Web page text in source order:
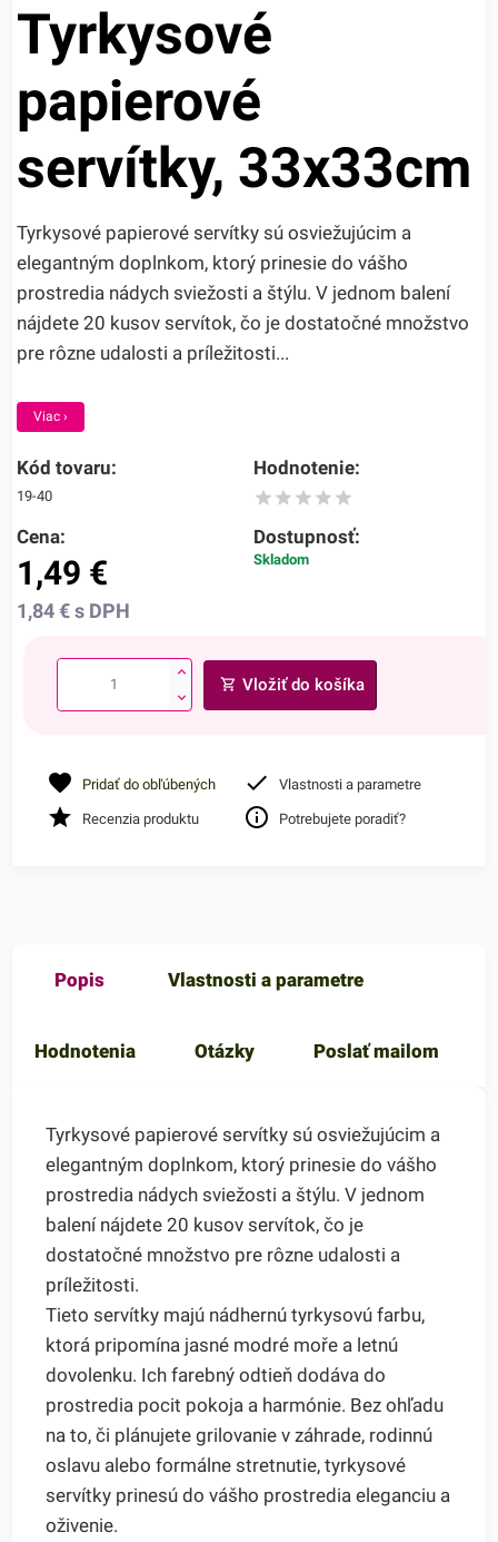
Tyrkysové
papierové
servítky, 33x33cm
Tyrkysové papierové servítky sú osviežujúcim a
elegantným doplnkom, ktorý prinesie do vášho
prostredia nádych sviežosti a štýlu. V jednom balení
nájdete 20 kusov servítok, čo je dostatočné množstvo
pre rôzne udalosti a príležitosti...
Viac ›
Kód tovaru:
19-40
Hodnotenie:
Cena:
1,49 €
1,84€ s DPH
Dostupnosť:
Skladom
Vložiť do košíka
Pridať do obľúbených Vlastnosti a parametre
Recenzia produktu Potrebujete poradiť?
Popis Vlastnosti a parametre
Hodnotenia Otázky Poslať mailom
Tyrkysové papierové servítky sú osviežujúcim a
elegantným doplnkom, ktorý prinesie do vášho
prostredia nádych sviežosti a štýlu. V jednom
balení nájdete 20 kusov servítok, čo je
dostatočné množstvo pre rôzne udalosti a
príležitosti.
Tieto servítky majú nádhernú tyrkysovú farbu,
ktorá pripomína jasné modré moře a letnú
dovolenku. Ich farebný odtieň dodáva do
prostredia pocit pokoja a harmónie. Bez ohľadu
na to, či plánujete grilovanie v záhrade, rodinnú
oslavu alebo formálne stretnutie, tyrkysové
servítky prinesú do vášho prostredia eleganciu a
oživenie.